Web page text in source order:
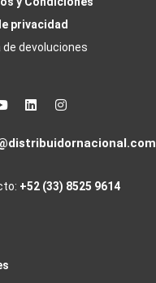
privacidad
devoluciones
YoutubeLinkedinInstagram
+52 (33) 8525 9614